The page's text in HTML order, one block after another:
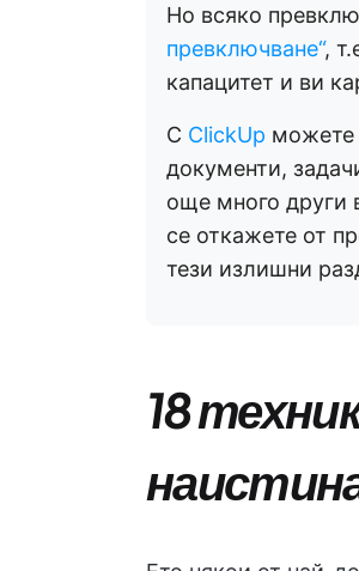
Но всяко
превключване“,
капацитет и ви
С ClickUp можете
документи,
още много други
се откажете от
тези излишни
18